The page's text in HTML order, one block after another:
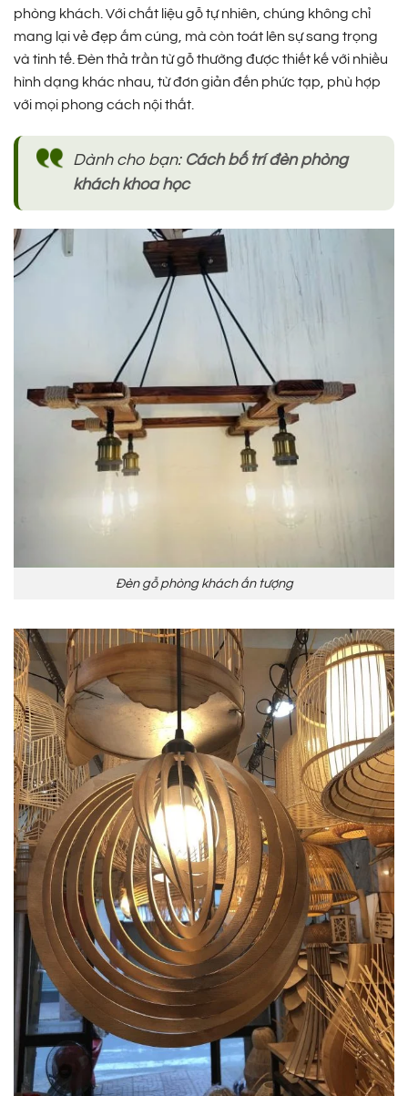
phòng khách. Với chất liệu gỗ tự nhiên, chúng không chỉ
mang lại vẻ đẹp ấm cúng, mà còn toát lên sự sang trọng
và tinh tế. Đèn thả trần từ gỗ thường được thiết kế với nhiều
hình dạng khác nhau, từ đơn giản đến phức tạp, phù hợp
với mọi phong cách nội thất.
Dành cho bạn: Cách bố trí đèn phòng
khách khoa học
Đèn gỗ phòng khách ấn tượng